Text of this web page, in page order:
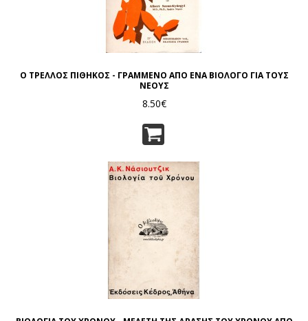
Ο ΤΡΕΛΛΟΣ ΠΙΘΗΚΟΣ - ΓΡΑΜΜΕΝΟ ΑΠΟ ΕΝΑ ΒΙΟΛΟΓΟ ΓΙΑ ΤΟΥΣ
ΝΕΟΥΣ
8.50€